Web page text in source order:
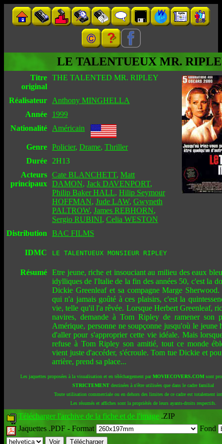
LE TALENTUEUX MR.
Titre
original
THE TALENTED MR. RIPLEY
Réalisateur
Anthony MINGHELLA
Année
1999
Nationalité
Américain
Genre Policier, Drame, Thriller
Durée
2H13
Acteurs
principaux
Cate BLANCHETT, Matt
DAMON, Jack DAVENPORT,
Philip Baker HALL, Hilip Seymour
HOFFMAN, Jude LAW, Gwyneth
PALTROW, James REBHORN,
Sergio RUBINI, Celia WESTON
Distribution
BAC FILMS
IDMC LE TALENTUEUX MONSIEUR RIPLEY
Résumé Etre jeune, riche et insouciant au milieu des eaux
idylliques de l'Italie de la fin des années 50, c'est la
Dickie Greenleaf et sa compagne Marge
qui n'a jamais goûté à ces plaisirs, c'est la
vie, telle qu'il l'a rêvée. Lorsque Herbert Greenleaf,
navires, demande à Tom Ripley de ramener son
Amérique, personne ne soupçonne jusqu'où le jeune
d'aller pour s'approprier cette vie idéale. Mais
refuse à Tom Ripley son amitié, tout ce monde
vient juste d'accéder, s'écroule. Tom tue Dickie et
arrière, prend sa place...
Les jaquettes proposées à la visualisation et en téléchargement parMOVIECOVERS.COM sont
STRICTEMENT destinées à n'être utilisées que dans le cadre familial
Toute utilisation commerciale ou en dehors des limites de ce cadre est totalement
Les résumés et affiches sont la propriétés de leurs ayants-droits respectifs.
Télécharger l'archive de la fiche et de l'image .ZIP
Jaquettes .PDF - Format Fond